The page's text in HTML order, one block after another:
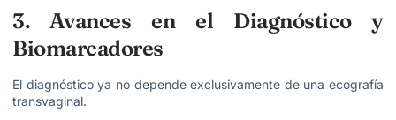
3. Avances en el Diagnóstico y
Biomarcadores
El diagnóstico ya no depende exclusivamente de una ecografía
transvaginal.